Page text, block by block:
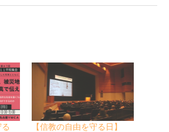
【信教の自由を守る日】